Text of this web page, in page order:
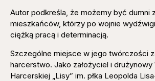
Autor podkreśla, że możemy być dumni
mieszkańców, którzy po wojnie
ciężką pracą i determinacją.
Szczególne miejsce w jego twórczości
harcerstwo. Jako założyciel i drużynowy
Harcerskiej „Lisy” im. płka Leopolda